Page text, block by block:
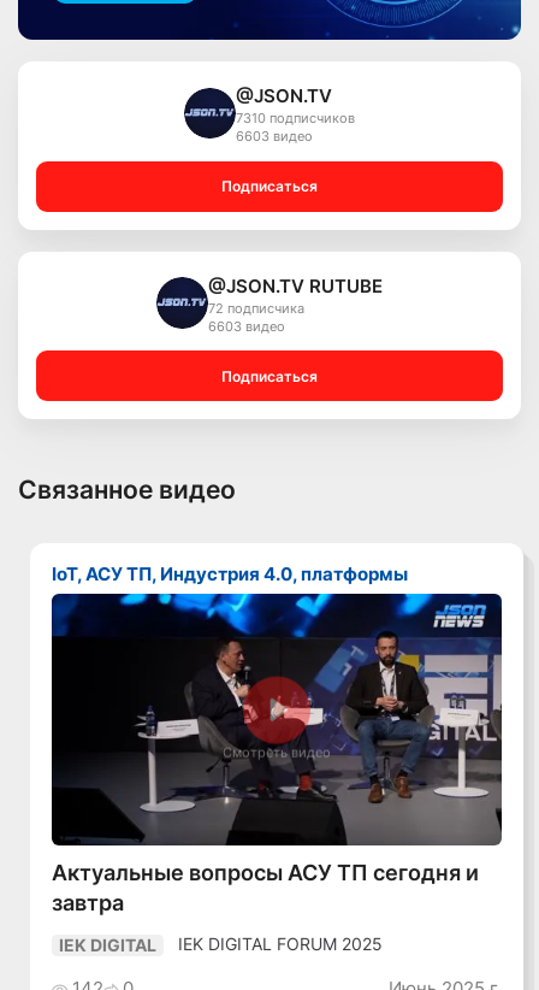
@JSON.TV
7310 подписчиков
6603 видео
Подписаться
@JSON.TV RUTUBE
72 подписчика
6603 видео
Подписаться
Связанное видео
IoT, АСУ ТП, Индустрия 4.0, платформы
Смотреть видео
Актуальные вопросы АСУ ТП сегодня и
завтра
IEK DIGITAL IEK DIGITAL FORUM 2025